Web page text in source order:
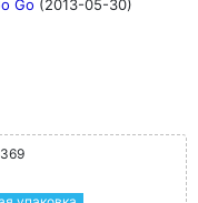
Go (2013-05-30)